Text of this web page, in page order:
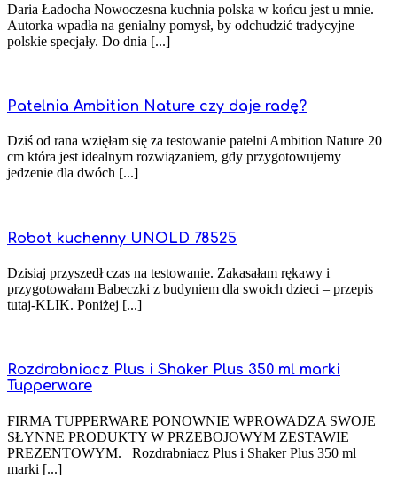
Daria Ładocha Nowoczesna kuchnia polska w końcu jest u mnie.
Autorka wpadła na genialny pomysł, by odchudzić tradycyjne
polskie specjały. Do dnia [...]
Patelnia Ambition Nature czy daje radę?
Dziś od rana wzięłam się za testowanie patelni Ambition Nature 20
cm która jest idealnym rozwiązaniem, gdy przygotowujemy
jedzenie dla dwóch [...]
Robot kuchenny UNOLD 78525
Dzisiaj przyszedł czas na testowanie. Zakasałam rękawy i
przygotowałam Babeczki z budyniem dla swoich dzieci – przepis
tutaj-KLIK. Poniżej [...]
Rozdrabniacz Plus i Shaker Plus 350 ml marki
Tupperware
FIRMA TUPPERWARE PONOWNIE WPROWADZA SWOJE
SŁYNNE PRODUKTY W PRZEBOJOWYM ZESTAWIE
PREZENTOWYM. Rozdrabniacz Plus i Shaker Plus 350 ml
marki [...]